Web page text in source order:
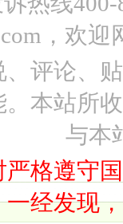
，欢
评论、
。本站所
与本
格遵守
经发现